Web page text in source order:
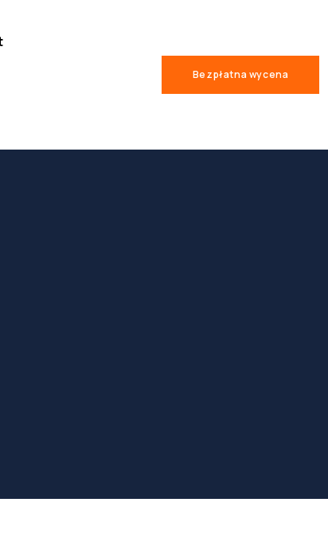
Bezpłatna wycena